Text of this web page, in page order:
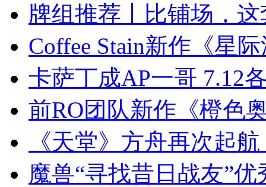
牌组推荐丨比铺场，
Coffee Stain新作《星
卡萨丁成AP一哥 7.12
前RO团队新作《橙色
《天堂》方舟再次起
魔兽“寻找昔日战友”